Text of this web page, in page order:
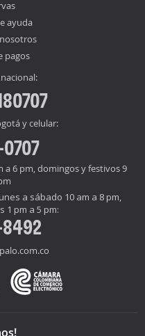
ayuda
pagos
y celular:
a 6 pm, domingos y festivos 9
a sábado 10 am a 8 pm,
1 pm a 5 pm: